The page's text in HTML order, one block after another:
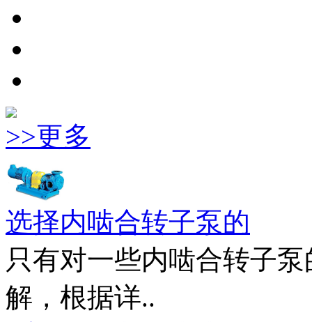
>>更多
选择内啮合转子泵的
只有对一些内啮合转子
解，根据详..